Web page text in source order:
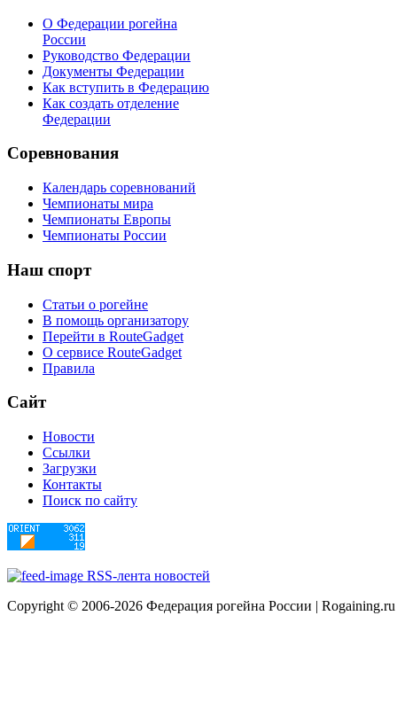
О Федерации рогейна
России
Руководство Федерации
Документы Федерации
Как вступить в Федерацию
Как создать отделение
Федерации
Соревнования
Календарь соревнований
Чемпионаты мира
Чемпионаты Европы
Чемпионаты России
Наш спорт
Статьи о рогейне
В помощь организатору
Перейти в RouteGadget
О сервисе RouteGadget
Правила
Сайт
Новости
Ссылки
Загрузки
Контакты
Поиск по сайту
RSS-лента новостей
Copyright © 2006-2026 Федерация рогейна России | Rogaining.ru